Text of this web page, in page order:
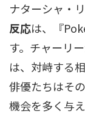
ナターシャ・
反応は、『
す。チャーリ
は、対峙する
俳優たちはそ
機会を多く与